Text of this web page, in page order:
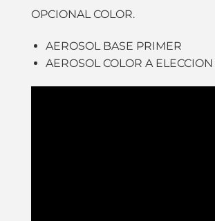
OPCIONAL COLOR.
AEROSOL BASE PRIMER
AEROSOL COLOR A ELECCION